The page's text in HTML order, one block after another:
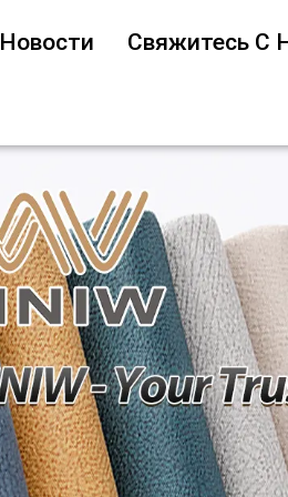
Новости Свяжитесь С